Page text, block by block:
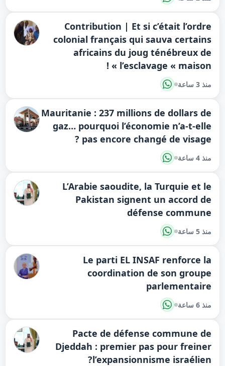
Contribution | Et si c’était l’ordre
colonial français qui sauva certains
africains du joug ténébreux de
l’esclavage « maison » !
منذ 3 ساعة
Mauritanie : 237 millions de dollars de
gaz… pourquoi l’économie n’a-t-elle
pas encore changé de visage ?
منذ 4 ساعة
L’Arabie saoudite, la Turquie et le
Pakistan signent un accord de
défense commune
منذ 5 ساعة
Le parti EL INSAF renforce la
coordination de son groupe
parlementaire
منذ 6 ساعة
Pacte de défense commune de
Djeddah : premier pas pour freiner
l’expansionnisme israélien?